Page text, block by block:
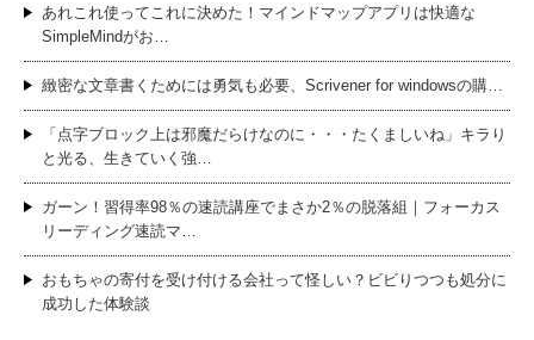
あれこれ使ってこれに決めた！マインドマップアプリは快適な
SimpleMindがお…
緻密な文章書くためには勇気も必要、Scrivener for windowsの購…
「点字ブロック上は邪魔だらけなのに・・・たくましいね」キラり
と光る、生きていく強…
ガーン！習得率98％の速読講座でまさか2％の脱落組｜フォーカス
リーディング速読マ…
おもちゃの寄付を受け付ける会社って怪しい？ビビりつつも処分に
成功した体験談